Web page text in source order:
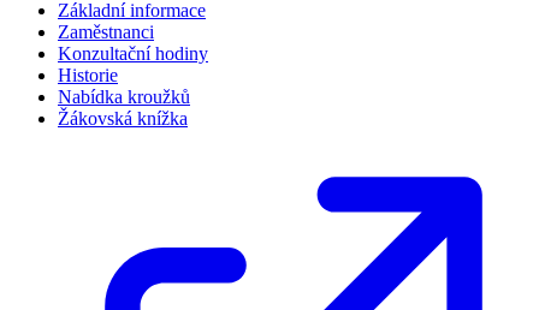
Základní informace
Zaměstnanci
Konzultační hodiny
Historie
Nabídka kroužků
Žákovská knížka